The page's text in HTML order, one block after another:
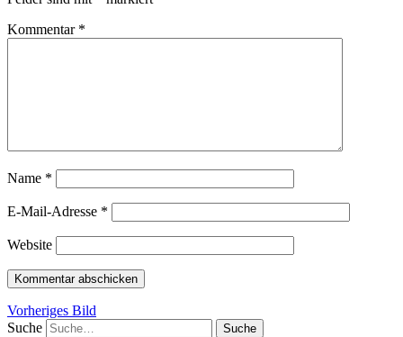
Kommentar *
Name *
E-Mail-Adresse *
Website
Vorheriges Bild
Suche